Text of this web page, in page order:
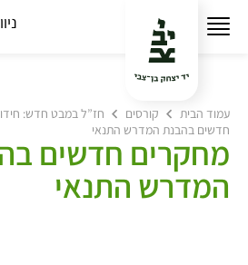
עמוד הבית קורסים חז”ל במבט חדש:
חדשים בהבנת המדרש התנאי
מחקרים חדשים
המדרש התנאי